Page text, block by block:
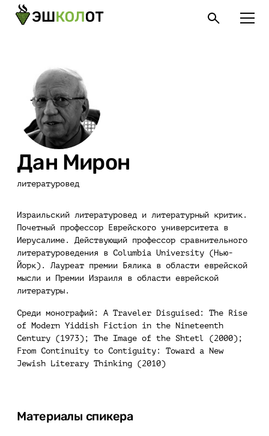
Дан Мирон
литературовед
Израильский литературовед и литературный критик.
Почетный профессор Еврейского университета в
Иерусалиме. Действующий профессор сравнительного
литературоведения в Columbia University (Нью-
Йорк). Лауреат премии Бялика в области еврейской
мысли и Премии Израиля в области еврейской
литературы.
Среди монографий: A Traveler Disguised: The Rise
of Modern Yiddish Fiction in the Nineteenth
Century (1973); The Image of the Shtetl (2000);
From Continuity to Contiguity: Toward a New
Jewish Literary Thinking (2010)
Материалы спикера